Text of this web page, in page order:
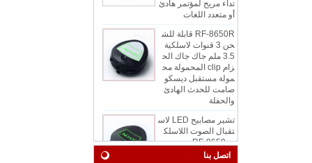
أو متعدد اللغات
RF-8650R قابلة للش
حن 3 قنوات لاسلكية
3.5 ملم جاك جاك الح
زام clip المحمولة مح
مولة مستقبل ديسكو
صامت للحدث الهادئ
والحفلة
تشير مصابيح LED لاس
تقبال الصوت اللاسلك
ي RF-8650
اتصل بنا